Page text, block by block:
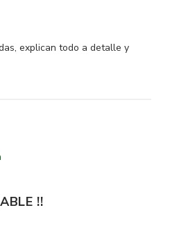
explican todo a detalle y
content Tienen respuestas
!!